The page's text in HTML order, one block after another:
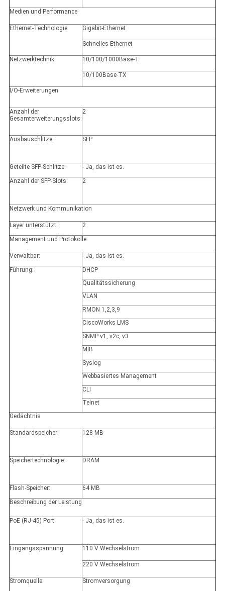
Medien und Performance
Ethernet-Technologie: Gigabit-Ethernet
Schnelles Ethernet
Netzwerktechnik: 10/100/1000Base-T
10/100Base-TX
I/O-Erweiterungen
Anzahl der
Gesamterweiterungsslots:
2
Ausbauschlitze: SFP
Geteilte SFP-Schlitze:
- Ja, das ist es.
Anzahl der SFP-Slots:
2
Netzwerk und Kommunikation
Layer unterstützt:
2
Management und Protokolle
Verwaltbar:
- Ja, das ist es.
Führung:
DHCP
Qualitätssicherung
VLAN
RMON 1,2,3,9
CiscoWorks LMS
SNMP v1, v2c, v3
MIB
Syslog
Webbasiertes Management
CLI
Telnet
Gedächtnis
Standardspeicher: 128 MB
Speichertechnologie: DRAM
Flash-Speicher:
64 MB
Beschreibung der Leistung
PoE (RJ-45) Port: - Ja, das ist es.
Eingangsspannung: 110 V Wechselstrom
220 V Wechselstrom
Stromquelle:
Stromversorgung